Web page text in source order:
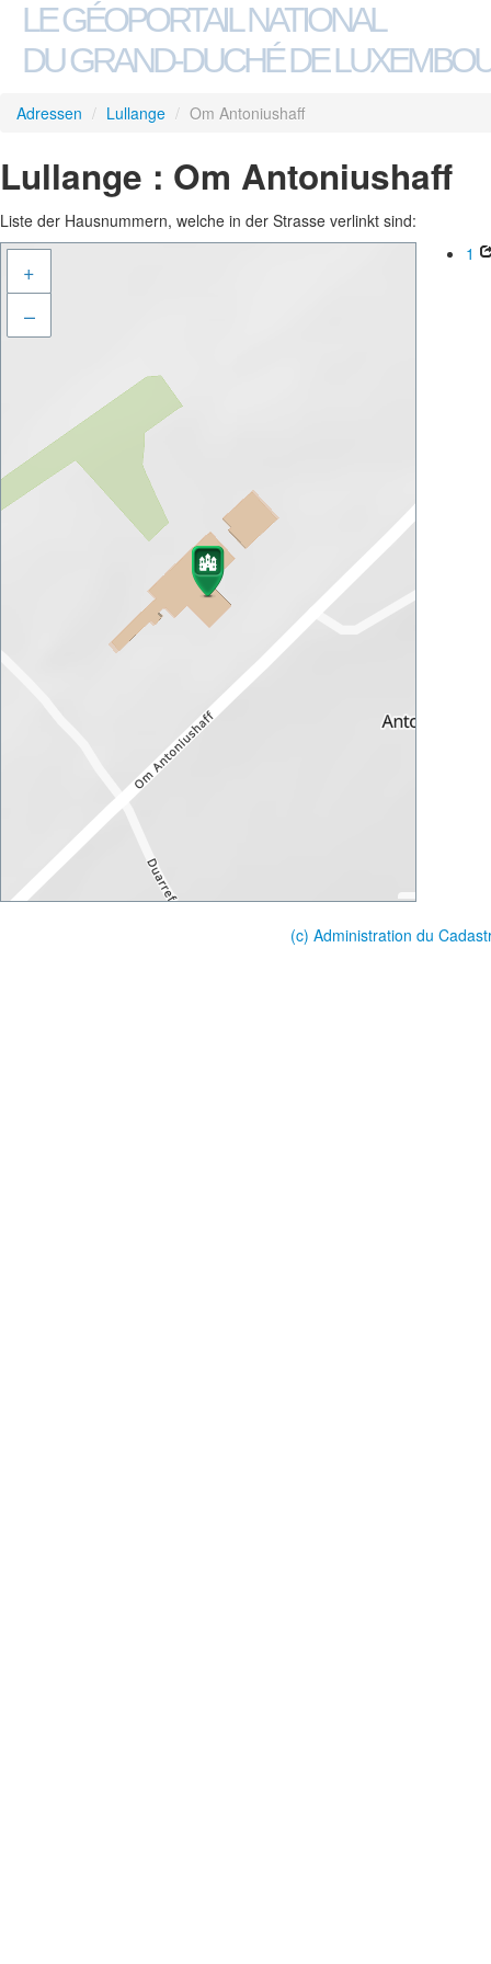
LE GÉOPORTAIL NATIONAL
DU GRAND-DUCHÉ DE
Adressen / Lullange / Om Antoniushaff
Lullange : Om Antoniushaff
Liste der Hausnummern, welche in der Strasse verlinkt sind:
+
–
1
(c) Administration du